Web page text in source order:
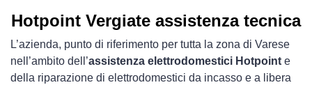
Hotpoint Vergiate assistenza tecnica
L’azienda, punto di riferimento per tutta la zona di Varese
nell’ambito dell’assistenza elettrodomestici Hotpoint e
della riparazione di elettrodomestici da incasso e a libera